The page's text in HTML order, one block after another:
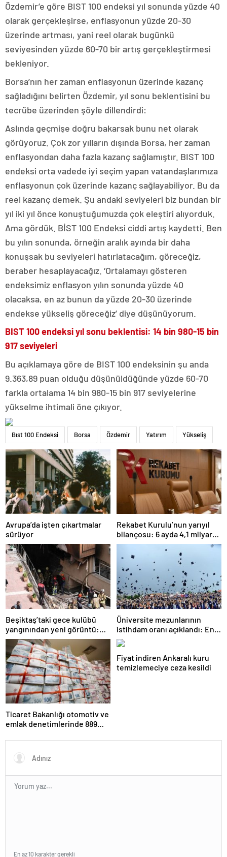
Özdemir’e göre BIST 100 endeksi yıl sonunda yüzde 40
olarak gerçekleşirse, enflasyonun yüzde 20-30
üzerinde artması, yani reel olarak bugünkü
seviyesinden yüzde 60-70 bir artış gerçekleştirmesi
bekleniyor.
Borsa’nın her zaman enflasyonun üzerinde kazanç
sağladığını belirten Özdemir, yıl sonu beklentisini bu
tecrübe üzerinden şöyle dillendirdi:
Aslında geçmişe doğru bakarsak bunu net olarak
görüyoruz. Çok zor yılların dışında Borsa, her zaman
enflasyondan daha fazla kazanç sağlamıştır. BIST 100
endeksi orta vadede iyi seçim yapan vatandaşlarımıza
enflasyonun çok üzerinde kazanç sağlayabiliyor. Bu da
reel kazanç demek. Şu andaki seviyeleri biz bundan bir
yıl iki yıl önce konuştuğumuzda çok eleştiri alıyorduk.
Ama gördük. BİST 100 Endeksi ciddi artış kaydetti. Ben
bu yılın sonunda, örneğin aralık ayında bir daha
konuşsak bu seviyeleri hatırlatacağım, göreceğiz,
beraber hesaplayacağız. ‘Ortalamayı gösteren
endeksimiz enflasyon yılın sonunda yüzde 40
olacaksa, en az bunun da yüzde 20-30 üzerinde
endekse yükseliş göreceğiz’ diye düşünüyorum.
BIST 100 endeksi yıl sonu beklentisi: 14 bin 980-15 bin
917 seviyeleri
Bu açıklamaya göre de BIST 100 endeksinin şu anda
9.363,89 puan olduğu düşünüldüğünde yüzde 60-70
farkla ortalama 14 bin 980-15 bin 917 seviyelerine
yükselme ihtimali öne çıkıyor.
Bıst 100 Endeksi Borsa Özdemir Yatırım Yükseliş
Avrupa’da işten çıkartmalar
sürüyor
Rekabet Kurulu’nun yarıyıl
bilançosu: 6 ayda 4,1 milyar
TL ceza
Beşiktaş’taki gece kulübü
yangınından yeni görüntü:
İşçiler çalışırken duman sardı
Üniversite mezunlarının
istihdam oranı açıklandı: En
fazla iş özel eğitim
öğretmenliğinde
Ticaret Bakanlığı otomotiv ve
emlak denetimlerinde 889
Fiyat indiren Ankaralı kuru
temizlemeciye ceza kesildi
En az 10 karakter gerekli